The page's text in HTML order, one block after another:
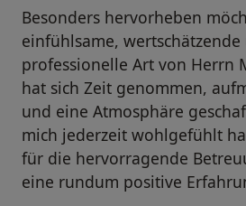
Besonders hervorheben
einfühlsame, wertschätzende
professionelle Art von Herrn
hat sich Zeit genommen,
und eine Atmosphäre
mich jederzeit wohlgefühlt
für die hervorragende
eine rundum positive